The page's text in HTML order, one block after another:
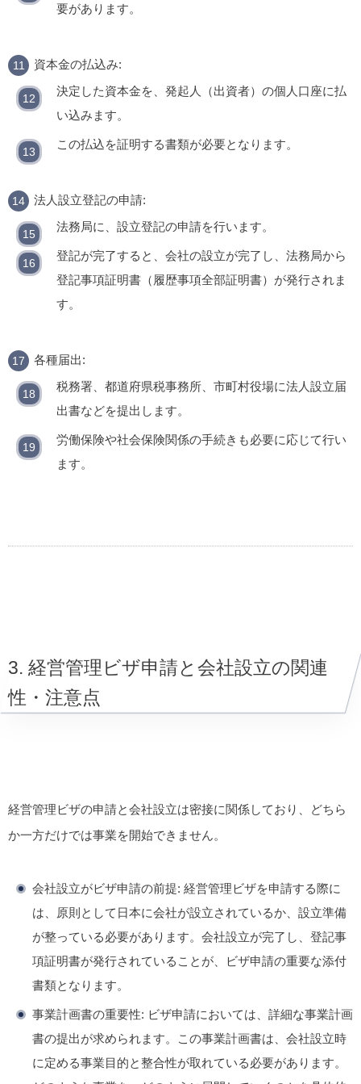
要があります。
資本金の払込み:
決定した資本金を、発起人（出資者）の個人口座に払
い込みます。
この払込を証明する書類が必要となります。
法人設立登記の申請:
法務局に、設立登記の申請を行います。
登記が完了すると、会社の設立が完了し、法務局から
登記事項証明書（履歴事項全部証明書）が発行されま
す。
各種届出:
税務署、都道府県税事務所、市町村役場に法人設立届
出書などを提出します。
労働保険や社会保険関係の手続きも必要に応じて行い
ます。
3. 経営管理ビザ申請と会社設立の関連
性・注意点
経営管理ビザの申請と会社設立は密接に関係しており、どちら
か一方だけでは事業を開始できません。
会社設立がビザ申請の前提: 経営管理ビザを申請する際に
は、原則として日本に会社が設立されているか、設立準備
が整っている必要があります。会社設立が完了し、登記事
項証明書が発行されていることが、ビザ申請の重要な添付
書類となります。
事業計画書の重要性: ビザ申請においては、詳細な事業計画
書の提出が求められます。この事業計画書は、会社設立時
に定める事業目的と整合性が取れている必要があります。